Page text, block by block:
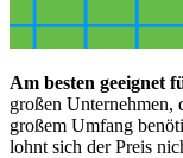
Am besten geeignet
großen Unternehmen,
großem Umfang
lohnt sich der Preis